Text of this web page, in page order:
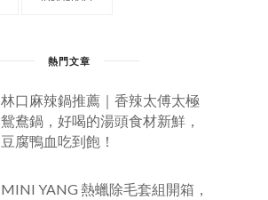
熱門文章
林口麻辣鍋推薦｜香辣太傅太極
鴛鴦鍋，好喝的湯頭食材新鮮，
豆腐鴨血吃到飽！
MINI YANG 熱蠟除毛套組開箱，